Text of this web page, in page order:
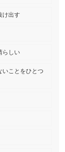
け出す
らしい
いことをひとつ